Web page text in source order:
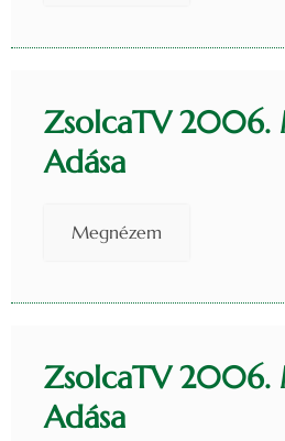
ZsolcaTV 2006.
Adása
Megnézem
ZsolcaTV 2006.
Adása